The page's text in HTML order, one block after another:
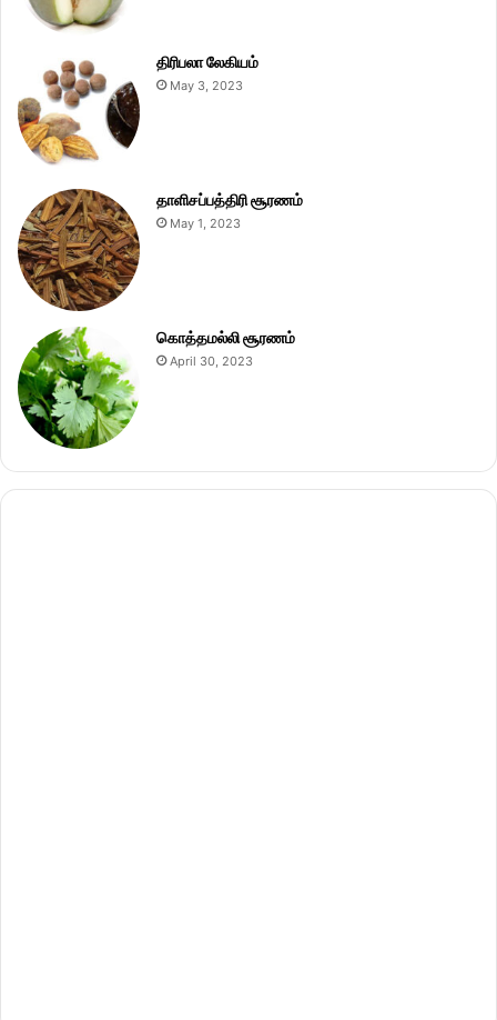
திரிபலா லேகியம்
May 3, 2023
தாளிசப்பத்திரி சூரணம்
May 1, 2023
கொத்தமல்லி சூரணம்
April 30, 2023